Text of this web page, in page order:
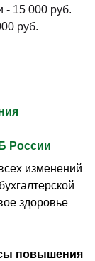
- 15 000 руб.
руб.
России
изменений
здоровье
повышения